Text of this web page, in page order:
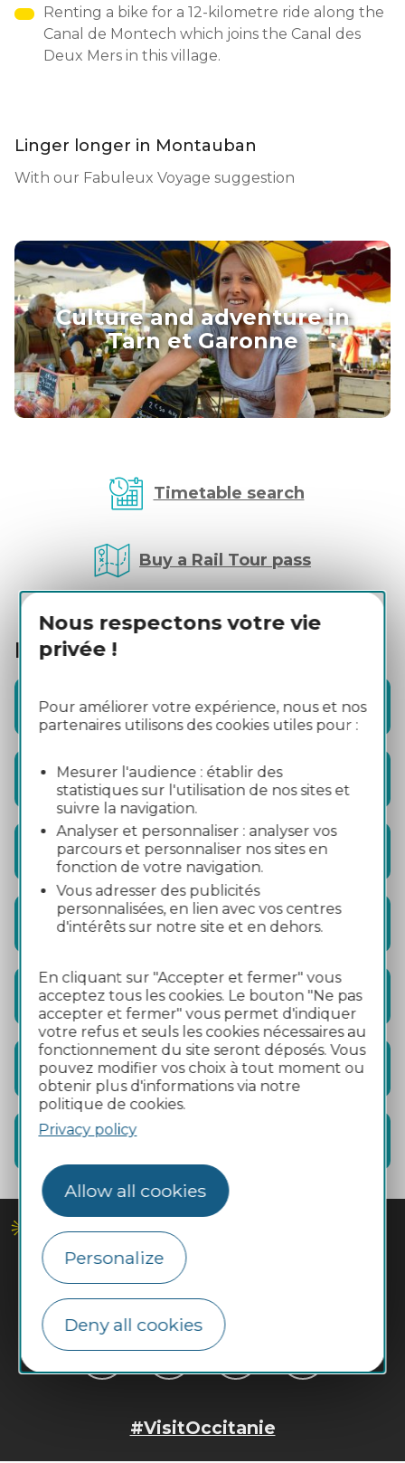
Nous respectons votre vie
privée !
Pour améliorer votre expérience, nous et nos
partenaires utilisons des cookies utiles pour :
Mesurer l'audience : établir des
statistiques sur l'utilisation de nos sites et
suivre la navigation.
Analyser et personnaliser : analyser vos
parcours et personnaliser nos sites en
fonction de votre navigation.
Vous adresser des publicités
personnalisées, en lien avec vos centres
d'intérêts sur notre site et en dehors.
En cliquant sur "Accepter et fermer" vous
acceptez tous les cookies. Le bouton "Ne pas
accepter et fermer" vous permet d'indiquer
votre refus et seuls les cookies nécessaires au
fonctionnement du site seront déposés. Vous
pouvez modifier vos choix à tout moment ou
obtenir plus d'informations via notre
politique de cookies.
Privacy policy
Allow all cookies
Personalize
Deny all cookies
Renting a bike for a 12-kilometre ride along the
Canal de Montech which joins the Canal des
Deux Mers in this village.
Linger longer in Montauban
With our Fabuleux Voyage suggestion
Culture and adventure in
Tarn et Garonne
Timetable search
Buy a Rail Tour pass
Practical Informations
Access
Mobility
Visits
Activities
Accommodation
Restaurants
Information
#VisitOccitanie